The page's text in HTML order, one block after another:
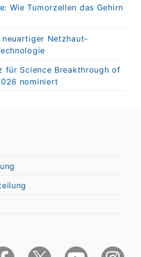
Wie Tumorzellen das Gehirn
neuartiger Netzhaut-
für Science Breakthrough of
nominiert